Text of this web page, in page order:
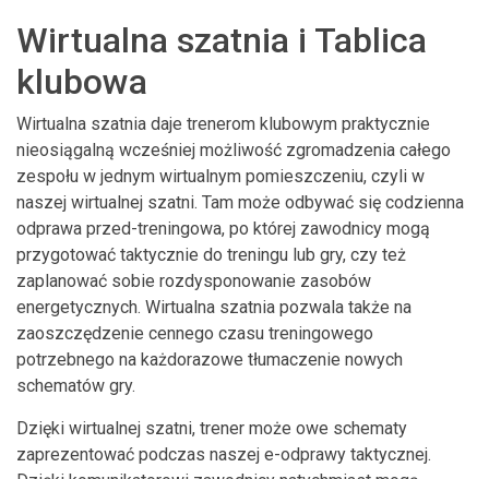
Wirtualna szatnia i Tablica
klubowa
Wirtualna szatnia daje trenerom klubowym praktycznie
nieosiągalną wcześniej możliwość zgromadzenia całego
zespołu w jednym wirtualnym pomieszczeniu, czyli w
naszej wirtualnej szatni. Tam może odbywać się codzienna
odprawa przed-treningowa, po której zawodnicy mogą
przygotować taktycznie do treningu lub gry, czy też
zaplanować sobie rozdysponowanie zasobów
energetycznych. Wirtualna szatnia pozwala także na
zaoszczędzenie cennego czasu treningowego
potrzebnego na każdorazowe tłumaczenie nowych
schematów gry.
Dzięki wirtualnej szatni, trener może owe schematy
zaprezentować podczas naszej e-odprawy taktycznej.